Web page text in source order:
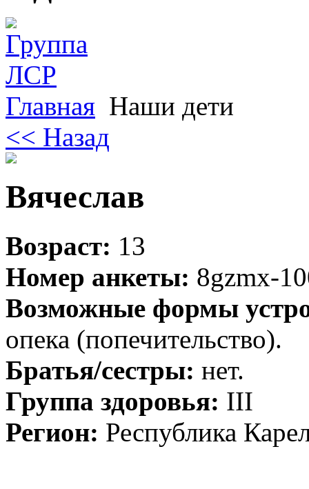
Главная Наши дети
<< Назад
Вячеслав
Возраст: 13
Номер анкеты: 8gzmx-
Возможные формы
опека (попечительство).
Братья/сестры: нет.
Группа здоровья: III
Регион: Республика